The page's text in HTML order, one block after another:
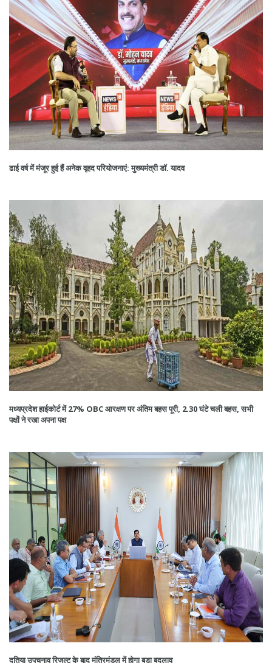
ढाई वर्ष में मंजूर हुई हैं अनेक वृहद परियोजनाएं: मुख्यमंत्री डॉ. यादव
मध्यप्रदेश हाईकोर्ट में 27% OBC आरक्षण पर अंतिम बहस पूरी, 2.30 घंटे चली बहस, सभी
पक्षों ने रखा अपना पक्ष
दतिया उपचुनाव रिजल्ट के बाद मंत्रिमंडल में होगा बड़ा बदलाव